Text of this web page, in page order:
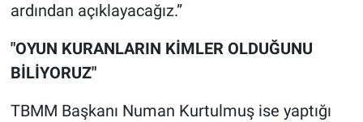
ardından açıklayacağız.”
"OYUN KURANLARIN KİMLER OLDUĞUNU
BİLİYORUZ"
TBMM Başkanı Numan Kurtulmuş ise yaptığı